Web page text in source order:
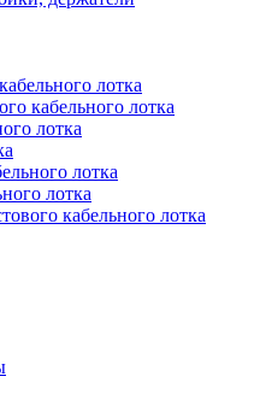
лотка
кабельного лотка
лотка
лотка
лотка
кабельного лотка